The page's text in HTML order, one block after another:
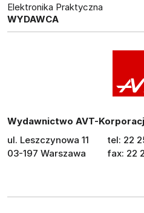
Elektronika Praktyczna
WYDAWCA
Wydawnictwo AVT-
ul. Leszczynowa 11
03-197 Warszawa
tel: 22
fax: 22